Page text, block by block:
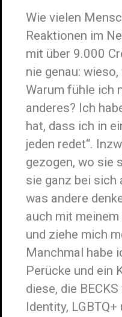
Wie vielen
Reaktionen im
mit über 9.000
nie genau:
Warum fühle ich
anderes? Ich
hat, dass ich in
jeden redet“.
gezogen, wo sie
sie ganz bei sich
was andere
auch mit
und ziehe mich
Manchmal habe
Perücke und ein
diese, die
Identity,